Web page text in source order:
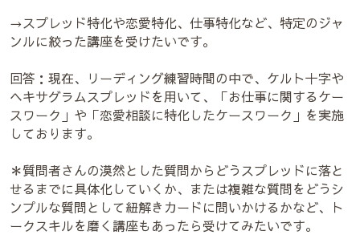
→スプレッド特化や恋愛特化、仕事特化など、特定のジャ
ンルに絞った講座を受けたいです。
回答：現在、リーディング練習時間の中で、ケルト十字や
ヘキサグラムスプレッドを用いて、「お仕事に関するケー
スワーク」や「恋愛相談に特化したケースワーク」を実施
しております。
＊質問者さんの漠然とした質問からどうスプレッドに落と
せるまでに具体化していくか、または複雑な質問をどうシ
ンプルな質問として紐解きカードに問いかけるかなど、ト
ークスキルを磨く講座もあったら受けてみたいです。